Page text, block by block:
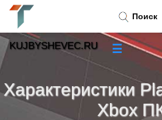
Характеристики
Xbox
Поиск
KUJBYSHEVEC.RU ☰
»
Тренды новостей»